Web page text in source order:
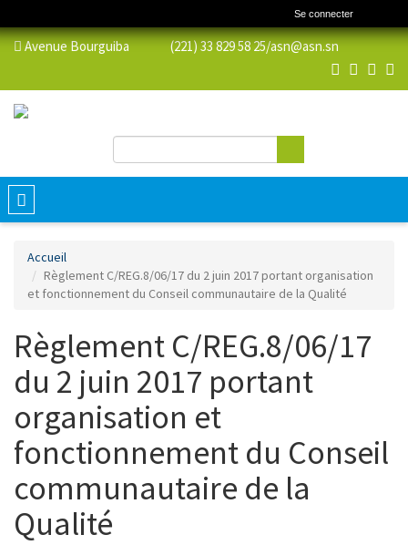
Se connecter
Avenue Bourguiba (221) 33 829 58 25/asn@asn.sn
Formulaire de recherche
Toggle
navigation
Accueil
Règlement C/REG.8/06/17 du 2 juin 2017 portant organisation
et fonctionnement du Conseil communautaire de la Qualité
Règlement C/REG.8/06/17
du 2 juin 2017 portant
organisation et
fonctionnement du Conseil
communautaire de la
Qualité